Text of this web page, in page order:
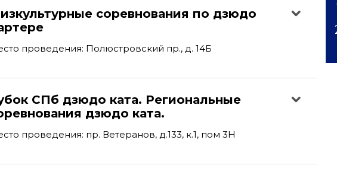
соревнования по дзюдо
проведения: Полюстровский пр., д. 14Б
СПб дзюдо ката. Региональные
дзюдо ката.
проведения: пр. Ветеранов, д.133, к.1, пом 3Н